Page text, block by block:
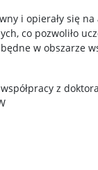
i opierały się
co pozwoliło
w obszarze
z